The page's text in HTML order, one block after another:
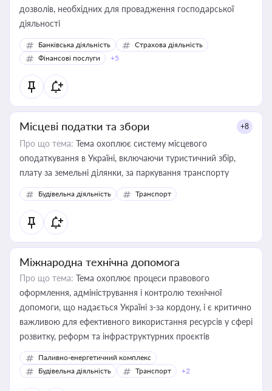
дозволів, необхідних для провадження господарської
діяльності
Банківська діяльність
Страхова діяльність
Фінансові послуги
+5
Місцеві податки та збори +8
Про що тема: Тема охоплює систему місцевого
оподаткування в Україні, включаючи туристичний збір,
плату за земельні ділянки, за паркування транспорту
Будівельна діяльність Транспорт
Міжнародна технічна допомога
Про що тема: Тема охоплює процеси правового
оформлення, адміністрування і контролю технічної
допомоги, що надається Україні з-за кордону, і є критично
важливою для ефективного використання ресурсів у сфері
розвитку, реформ та інфраструктурних проєктів
Паливно-енергетичний комплекс
Будівельна діяльність
Транспорт +2